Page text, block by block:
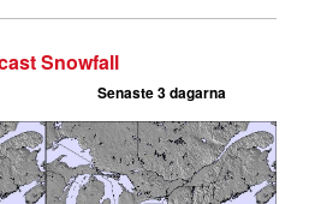
Snowfall
Senaste 3 dagarna